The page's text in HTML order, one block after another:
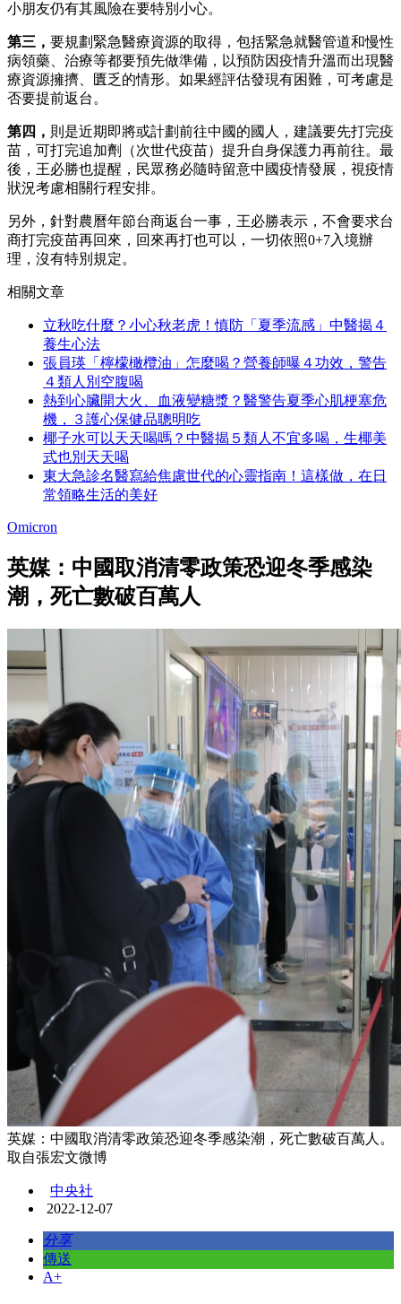
小朋友仍有其風險在要特別小心。
第三， 要規劃緊急醫療資源的取得，包括緊急就醫管道和慢性
病領藥、治療等都要預先做準備，以預防因疫情升溫而出現醫
療資源擁擠、匱乏的情形。如果經評估發現有困難，可考慮是
否要提前返台。
第四， 則是近期即將或計劃前往中國的國人，建議要先打完疫
苗，可打完追加劑（次世代疫苗）提升自身保護力再前往。最
後，王必勝也提醒，民眾務必隨時留意中國疫情發展，視疫情
狀況考慮相關行程安排。
另外，針對農曆年節台商返台一事，王必勝表示，不會要求台
商打完疫苗再回來，回來再打也可以，一切依照0+7入境辦
理，沒有特別規定。
相關文章
立秋吃什麼？小心秋老虎！慎防「夏季流感」中醫揭４
養生心法
張員瑛「檸檬橄欖油」怎麼喝？營養師曝４功效，警告
４類人別空腹喝
熱到心臟開大火、血液變糖漿？醫警告夏季心肌梗塞危
機，３護心保健品聰明吃
椰子水可以天天喝嗎？中醫揭５類人不宜多喝，生椰美
式也別天天喝
東大急診名醫寫給焦慮世代的心靈指南！這樣做，在日
常領略生活的美好
Omicron
英媒：中國取消清零政策恐迎冬季感染
潮，死亡數破百萬人
英媒：中國取消清零政策恐迎冬季感染潮，死亡數破百萬人。
取自張宏文微博
中央社
2022-12-07
分享
傳送
A+